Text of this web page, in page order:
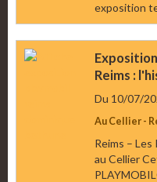
exposition
Reims :
Du 10/07/
Au Cellier -
Reims –
au Cellier